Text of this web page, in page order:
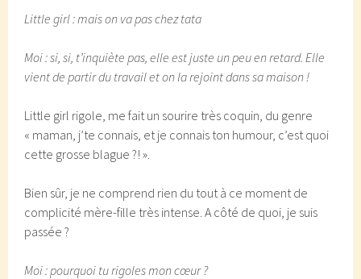
Little girl : mais on va pas chez tata
Moi : si, si, t’inquiète pas, elle est juste un peu en retard. Elle
vient de partir du travail et on la rejoint dans sa maison !
Little girl rigole, me fait un sourire très coquin, du genre
« maman, j’te connais, et je connais ton humour, c’est quoi
cette grosse blague ?! ».
Bien sûr, je ne comprend rien du tout à ce moment de
complicité mère-fille très intense. A côté de quoi, je suis
passée ?
Moi : pourquoi tu rigoles mon cœur ?